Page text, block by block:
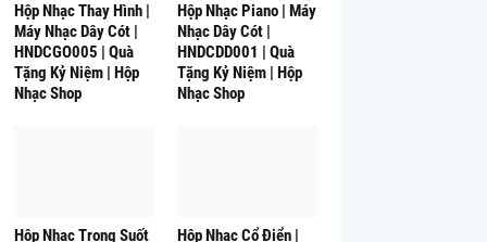
Hộp Nhạc Thay Hình |
Máy Nhạc Dây Cót |
HNDCGO005 | Quà
Tặng Kỷ Niệm | Hộp
Nhạc Shop
Hộp Nhạc Piano | Máy
Nhạc Dây Cót |
HNDCDD001 | Quà
Tặng Kỷ Niệm | Hộp
Nhạc Shop
Hộp Nhạc Trong Suốt Hộp Nhạc Cổ Điển |